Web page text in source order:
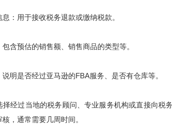
用于接收税务退款或缴纳税款。
预估的销售额、销售商品的类型等。
是否经过亚马逊的FBA服务、是否有仓库等。
过当地的税务顾问、专业服务机构或直接向税
，通常需要几周时间。